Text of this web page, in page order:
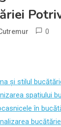
0
și stilul
spațiului
în